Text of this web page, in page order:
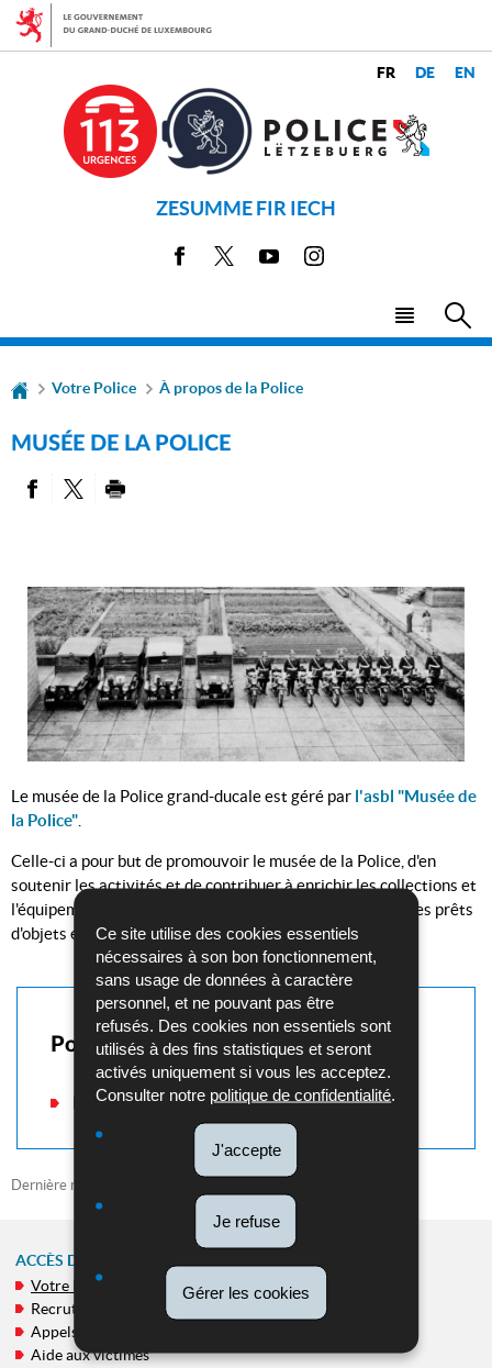
Ce site utilise des cookies essentiels
nécessaires à son bon fonctionnement,
sans usage de données à caractère
personnel, et ne pouvant pas être
refusés. Des cookies non essentiels sont
utilisés à des fins statistiques et seront
activés uniquement si vous les acceptez.
Consulter notre politique de confidentialité.
J'accepte
Je refuse
Gérer les cookies
Aller
Aller
ZESUMME FIR IECH
Facebook YoutubeInstagram
Menu
LANGUE
Votre Police À propos de la Police
MUSÉE DE LA POLICE
Le musée de la Police grand-ducale est géré par l'asbl "Musée de
la Police"
Celle-ci a pour but de promouvoir le musée de la Police, d'en
soutenir les activités et de contribuer à enrichir les collections et
l'équipement par des dons en nature, en espèces ou par des prêts
d'objets et par la recherche historique.
Pour en savoir plus
Musée de la Police
Dernière mise à jour
MENU
DE
NAVIGATION
ACCÈS DIRECT
Votre Police
Recrutement
Appels publics
Aide aux victimes